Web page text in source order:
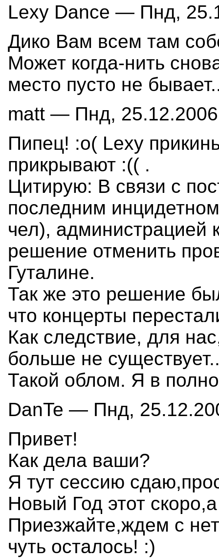
Lexy Dance — Пнд,
Дико Вам всем там
Может когда-нить
место пусто не
matt — Пнд,
Пипец! :o( Lexy
прикрывают :(( .
Цитирую: В связи с
последним
чел), администрацией
решение отменить
Гуталине.
Так же это решение
что концерты
Как следствие, для
больше не
Такой облом. Я в
DanTe — Пнд,
Привет!
Как дела ваши?
Я тут сессию
Новый Год этот
Приезжайте,ждем с
чуть осталось! :)